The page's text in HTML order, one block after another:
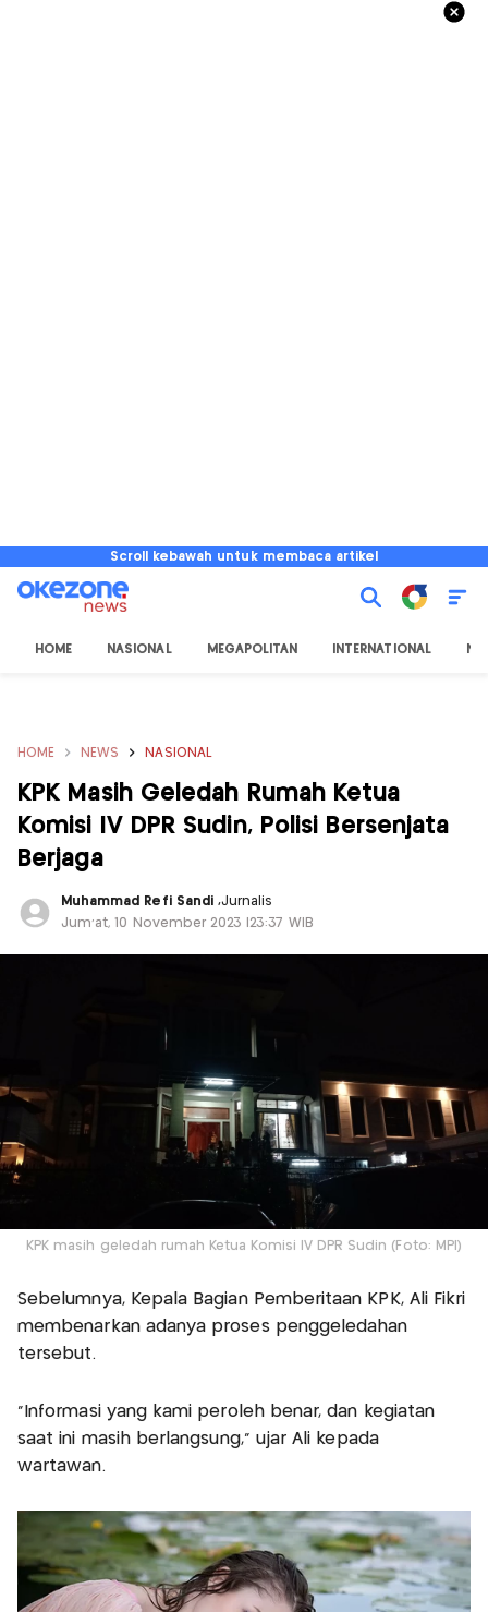
Scroll kebawah untuk membaca artikel
HOME NASIONAL MEGAPOLITAN INTERNATIONAL
HOME NEWS NASIONAL
KPK Masih Geledah Rumah Ketua
Komisi IV DPR Sudin, Polisi Bersenjata
Berjaga
Muhammad Refi Sandi ,Jurnalis
Jum'at, 10 November 2023 |23:37 WIB
KPK masih geledah rumah Ketua Komisi IV DPR Sudin (Foto: MPI)
Sebelumnya, Kepala Bagian Pemberitaan KPK, Ali Fikri
membenarkan adanya proses penggeledahan
tersebut.
"Informasi yang kami peroleh benar, dan kegiatan
saat ini masih berlangsung," ujar Ali kepada
wartawan.